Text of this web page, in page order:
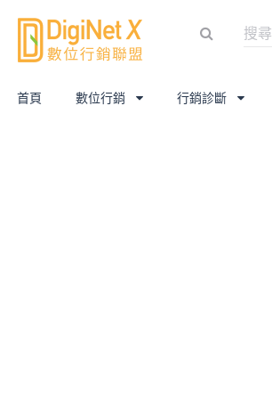
首頁 數位行銷 行銷診斷